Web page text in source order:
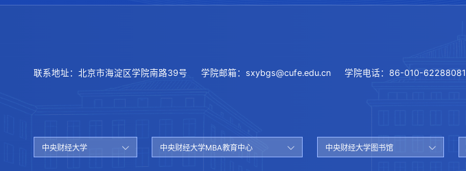
联系地址： 北京市海淀区学院南路39号 学院邮箱： sxybgs@cufe.edu.cn 学院电话： 86-010-62288081
中央财经大学 中央财经大学MBA教育中心 中央财经大学图书馆